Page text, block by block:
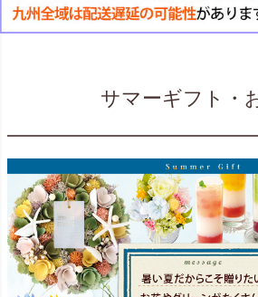
サマーギフト・